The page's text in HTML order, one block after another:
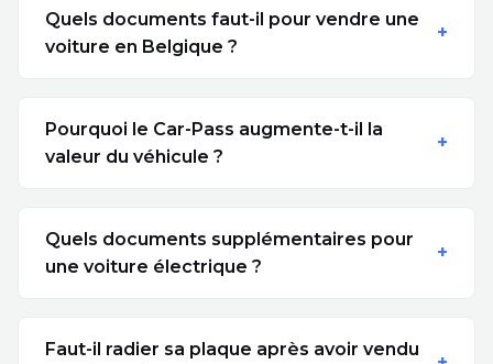
Quels documents faut-il pour vendre une
voiture en Belgique ?
Pourquoi le Car-Pass augmente-t-il la
valeur du véhicule ?
Quels documents supplémentaires pour
une voiture électrique ?
Faut-il radier sa plaque après avoir vendu